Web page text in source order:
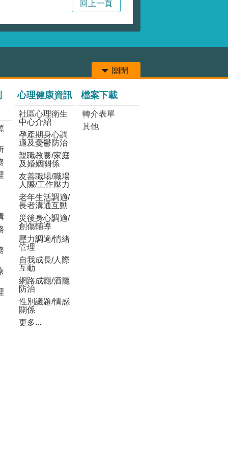
回上一頁
關閉
心理健康資訊
社區心理衛生
中心介紹
孕產期身心調
適及憂鬱防治
親職教養/家庭
及婚姻關係
友善職場/職場
人際/工作壓力
老年生活調適/
長者溝通互動
災後身心調適/
創傷輔導
壓力調適/情緒
管理
自我成長/人際
互動
網路成癮/酒癮
防治
性別議題/情感
關係
更多...
檔案下載
轉介表單
其他